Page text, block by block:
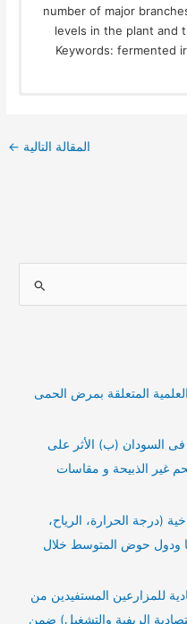
number of major
levels in the plant and
Keywords: fermented
المقالة التالية ←
المتعلقة بمرض الحمى
فى السودان (ب) الأثر على
غير الذبيحة و مقاسات
(درجة الحرارة، الرياح،
ودول حوض المتوسط خلال
للمزارعين المستفيدين من
الريفية والتشغيل) ضمن